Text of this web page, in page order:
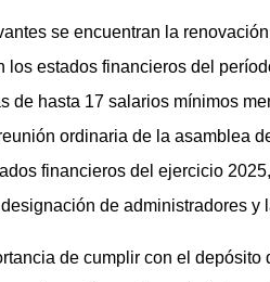
se encuentran la
los estados financieros del
de hasta 17 salarios mínimos
ordinaria de la asamblea
financieros del ejercicio
de administradores y
de cumplir con el